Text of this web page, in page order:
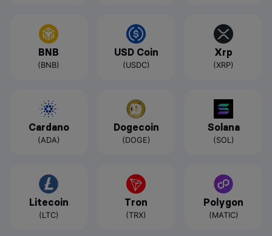
BNB
(BNB)
USD Coin
(USDC)
Xrp
(XRP)
Cardano
(ADA)
Dogecoin
(DOGE)
Solana
(SOL)
Litecoin
(LTC)
Tron
(TRX)
Polygon
(MATIC)